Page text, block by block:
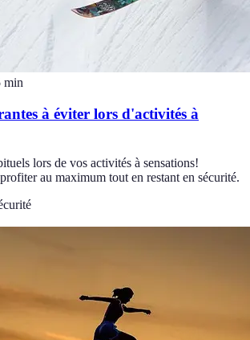
min
à éviter lors d'activités à
lors de vos activités à sensations!
au maximum tout en restant en sécurité.